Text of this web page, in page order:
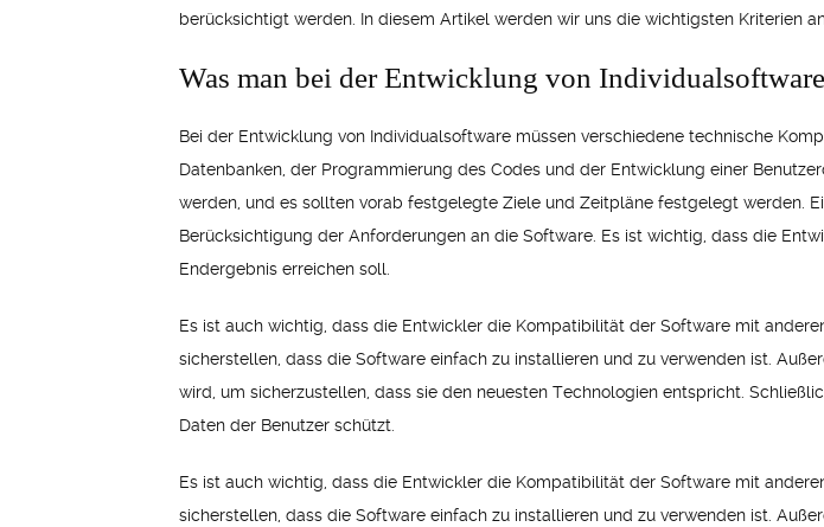
berücksichtigt werden. In diesem Artikel werden wir uns die wichtigsten Kriterien
Was man bei der Entwicklung von
Bei der Entwicklung von Individualsoftware müssen verschiedene technische
Datenbanken, der Programmierung des Codes und der Entwicklung einer
werden, und es sollten vorab festgelegte Ziele und Zeitpläne festgelegt werden.
Berücksichtigung der Anforderungen an die Software. Es ist wichtig, dass die
Endergebnis erreichen soll.
Es ist auch wichtig, dass die Entwickler die Kompatibilität der Software mit
sicherstellen, dass die Software einfach zu installieren und zu verwenden ist.
wird, um sicherzustellen, dass sie den neuesten Technologien entspricht.
Daten der Benutzer schützt.
Es ist auch wichtig, dass die Entwickler die Kompatibilität der Software mit
sicherstellen, dass die Software einfach zu installieren und zu verwenden ist.